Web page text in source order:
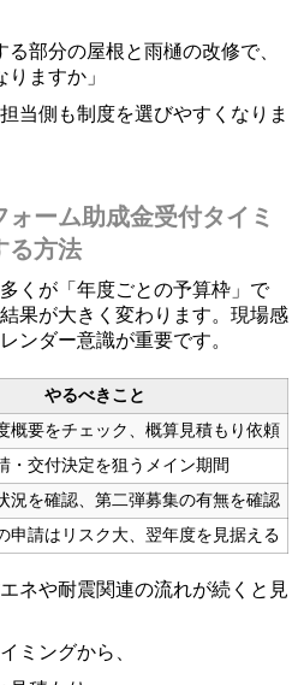
る部分の屋根と雨樋の改修で、
ますか」
当側も制度を選びやすくなりま
ォーム助成金受付タイミ
る方法
くが「年度ごとの予算枠」で
果が大きく変わります。現場感
ンダー意識が重要です。
やるべきこと
概要をチェック、概算見積もり依頼
・交付決定を狙うメイン期間
況を確認、第二弾募集の有無を確認
申請はリスク大、翌年度を見据える
ネや耐震関連の流れが続くと見
ミングから、